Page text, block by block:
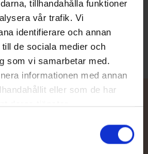
tillhandahålla funktioner
vår trafik. Vi
identifierare och annan
de sociala medier och
som vi samarbetar med.
informationen med annan
eller som de har
deras tjänster.
till och från sommarstugan.